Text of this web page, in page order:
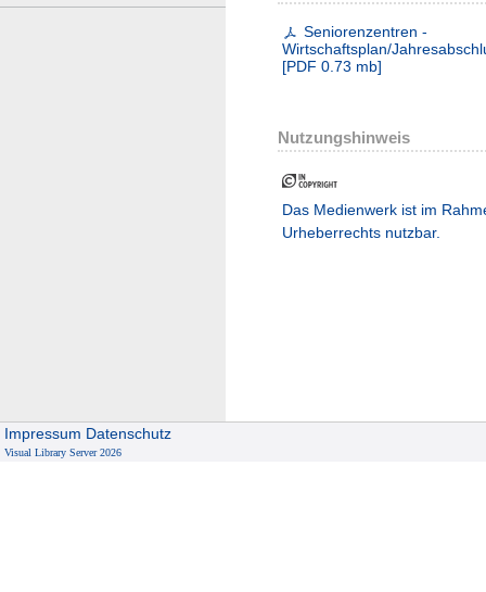
Seniorenzentren -
Wirtschaftsplan/
[PDF 0.73 mb]
Nutzungshinweis
Das Medienwerk ist im
Urheberrechts nutzbar.
Impressum Datenschutz
Visual Library Server 2026